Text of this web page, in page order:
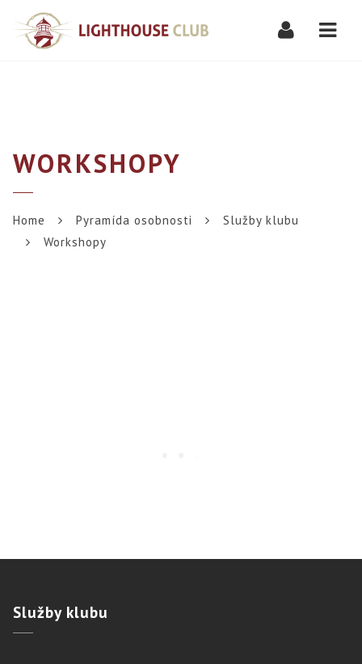
WORKSHOPY
Home Pyramída osobnosti
Služby klubu
Workshopy
Službyklubu